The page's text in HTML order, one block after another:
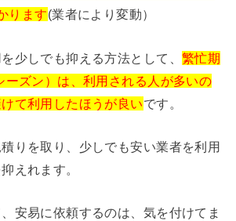
ります(業者により変動）
少しでも抑える方法として、 繁忙期
ーズン）は、利用される人が多いの
て利用したほうが良いです。
りを取り、少しでも安い業者を利用
えれます。
安易に依頼するのは、気を付けてま